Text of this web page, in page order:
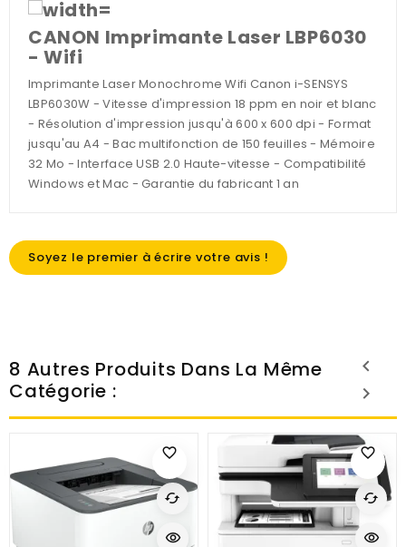
CANON Imprimante Laser LBP6030
- Wifi
Imprimante Laser Monochrome Wifi Canon i-SENSYS
LBP6030W - Vitesse d'impression 18 ppm en noir et blanc
- Résolution d'impression jusqu'à 600 x 600 dpi - Format
jusqu'au A4 - Bac multifonction de 150 feuilles - Mémoire
32 Mo - Interface USB 2.0 Haute-vitesse - Compatibilité
Windows et Mac - Garantie du fabricant 1 an
Soyez le premier à écrire votre avis !
8 Autres Produits Dans La Même
Catégorie :
favorite_border
cached
visibility
favorite_border
cached
visibility